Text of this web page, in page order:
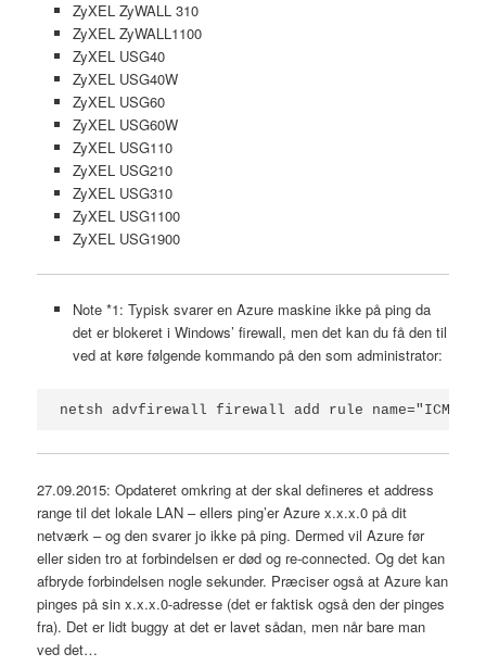
ZyXEL ZyWALL 310
ZyXEL ZyWALL1100
ZyXEL USG40
ZyXEL USG40W
ZyXEL USG60
ZyXEL USG60W
ZyXEL USG110
ZyXEL USG210
ZyXEL USG310
ZyXEL USG1100
ZyXEL USG1900
Note *1: Typisk svarer en Azure maskine ikke på ping da
det er blokeret i Windows’ firewall, men det kan du få den til
ved at køre følgende kommando på den som administrator:
netsh advfirewall firewall add rule name="ICMP
27.09.2015: Opdateret omkring at der skal defineres et address
range til det lokale LAN – ellers ping’er Azure x.x.x.0 på dit
netværk – og den svarer jo ikke på ping. Dermed vil Azure før
eller siden tro at forbindelsen er død og re-connected. Og det kan
afbryde forbindelsen nogle sekunder. Præciser også at Azure kan
pinges på sin x.x.x.0-adresse (det er faktisk også den der pinges
fra). Det er lidt buggy at det er lavet sådan, men når bare man
ved det…